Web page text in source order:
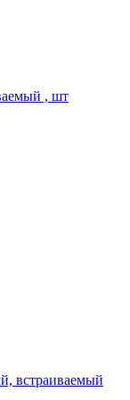
, шт
встраиваемый